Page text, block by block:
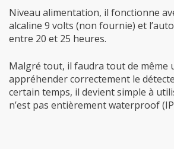
Niveau alimentation, il fonctionne
alcaline 9 volts (non fournie) et
entre 20 et 25 heures.
Malgré tout, il faudra tout de même
appréhender correctement le
certain temps, il devient simple à
n’est pas entièrement waterproof